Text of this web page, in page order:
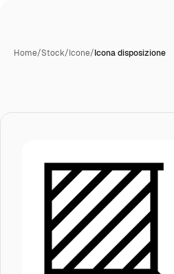
Home/Stock/Icone/Icona disposizione